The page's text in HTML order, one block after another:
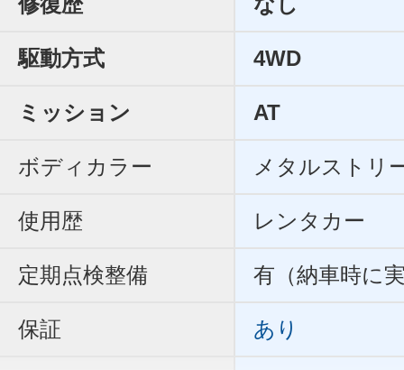
駆動方式 4WD
ミッション AT
ボディカラー メタルストリ
使用歴 レンタカー
定期点検整備 有（納車時に
保証 あり